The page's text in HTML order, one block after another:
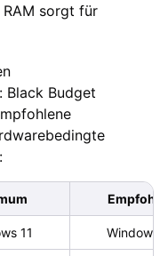
sorgt für
Black Budget
11 Windows